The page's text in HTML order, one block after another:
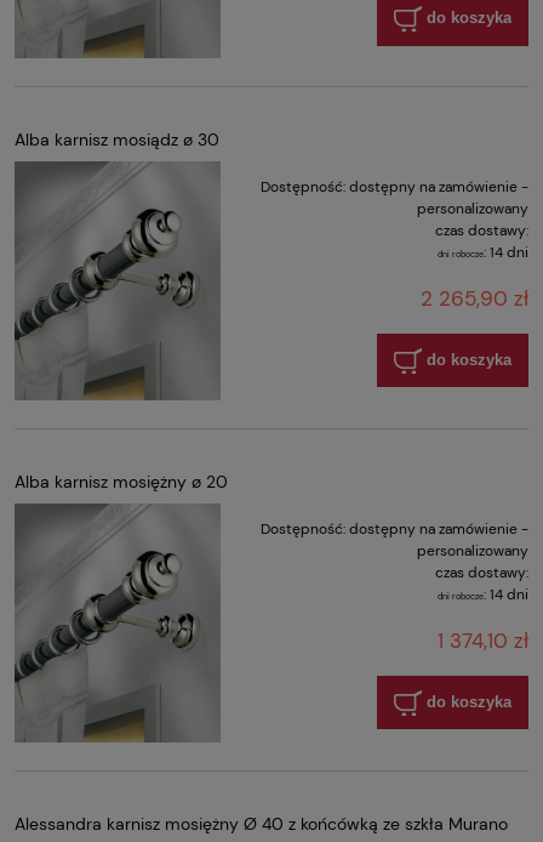
do koszyka
Alba karnisz mosiądz ø 30
Dostępność:dostępny na zamówienie -
personalizowany
czas dostawy:
dni robocze:14 dni
2 265,90 zł
do koszyka
Alba karnisz mosiężny ø 20
Dostępność:dostępny na zamówienie -
personalizowany
czas dostawy:
dni robocze:14 dni
1 374,10 zł
do koszyka
Alessandra karnisz mosiężny Ø 40 z końcówką ze szkła Murano